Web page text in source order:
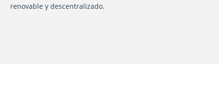
renovable y descentralizado.